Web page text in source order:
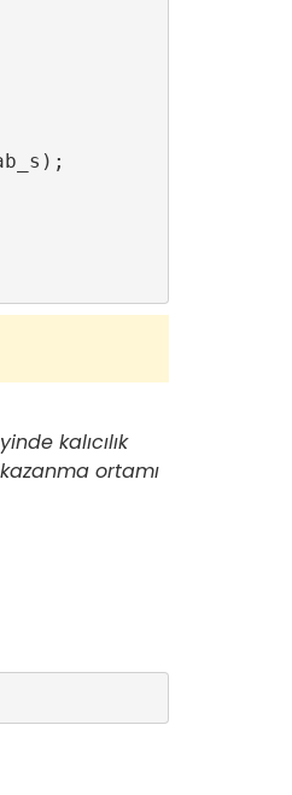
kalıcılık
ortamı